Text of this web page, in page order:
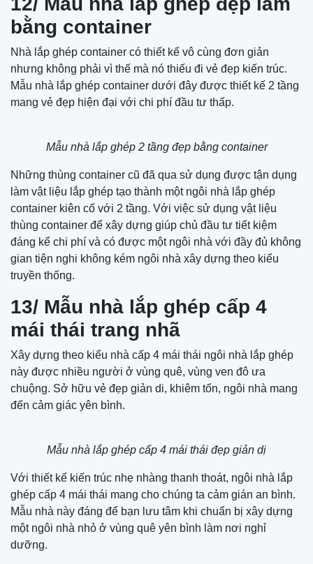
bằng container
Nhà lắp ghép container có thiết kế vô cùng đơn giản
nhưng không phải vì thế mà nó thiếu đi vẻ đẹp kiến trúc.
Mẫu nhà lắp ghép container dưới đây được thiết kế 2 tầng
mang vẻ đẹp hiện đại với chi phí đầu tư thấp.
Mẫu nhà lắp ghép 2 tầng đẹp bằng container
Những thùng container cũ đã qua sử dụng được tận dụng
làm vật liệu lắp ghép tạo thành một ngôi nhà lắp ghép
container kiên cố với 2 tầng. Với việc sử dụng vật liệu
thùng container để xây dựng giúp chủ đầu tư tiết kiệm
đáng kể chi phí và có được một ngôi nhà với đầy đủ không
gian tiện nghi không kém ngôi nhà xây dựng theo kiểu
truyền thống.
13/ Mẫu nhà lắp ghép cấp 4
mái thái trang nhã
Xây dựng theo kiểu nhà cấp 4 mái thái ngôi nhà lắp ghép
này được nhiều người ở vùng quê, vùng ven đô ưa
chuộng. Sở hữu vẻ đẹp giản di, khiêm tốn, ngôi nhà mang
đến cảm giác yên bình.
Mẫu nhà lắp ghép cấp 4 mái thái đẹp giản dị
Với thiết kế kiến trúc nhẹ nhàng thanh thoát, ngôi nhà lắp
ghép cấp 4 mái thái mang cho chúng ta cảm gián an bình.
Mẫu nhà này đáng để bạn lưu tâm khi chuẩn bị xây dựng
một ngôi nhà nhỏ ở vùng quê yên bình làm nơi nghỉ
dưỡng.